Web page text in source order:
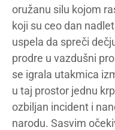
oružanu silu kojom
koji su ceo dan
uspela da spreči
prodre u vazdušni
se igrala utakmica
u taj prostor jednu
ozbiljan incident i
narodu. Sasvim